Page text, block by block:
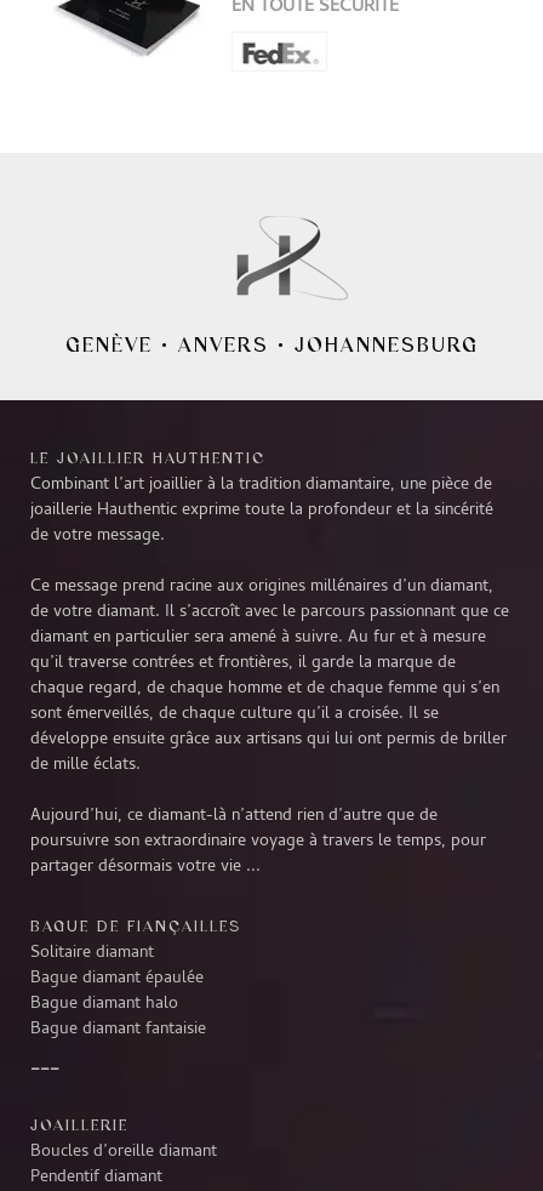
EN TOUTE SÉCURITÉ
GENÈVE • ANVERS • JOHANNESBURG
LE JOAILLIER HAUTHENTIC
Combinant l’art joaillier à la tradition diamantaire, une pièce de
joaillerie Hauthentic exprime toute la profondeur et la sincérité
de votre message.
Ce message prend racine aux origines millénaires d’un diamant,
de votre diamant. Il s’accroît avec le parcours passionnant que ce
diamant en particulier sera amené à suivre. Au fur et à mesure
qu’il traverse contrées et frontières, il garde la marque de
chaque regard, de chaque homme et de chaque femme qui s’en
sont émerveillés, de chaque culture qu’il a croisée. Il se
développe ensuite grâce aux artisans qui lui ont permis de briller
de mille éclats.
Aujourd’hui, ce diamant-là n’attend rien d’autre que de
poursuivre son extraordinaire voyage à travers le temps, pour
partager désormais votre vie ...
BAGUE DE FIANÇAILLES
Solitaire diamant
Bague diamant épaulée
Bague diamant halo
Bague diamant fantaisie
JOAILLERIE
Boucles d’oreille diamant
Pendentif diamant